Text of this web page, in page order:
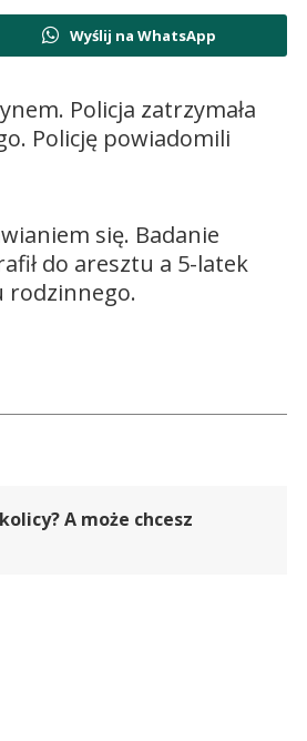
Wyślij na WhatsApp
Policja zatrzymała
Policję powiadomili
się. Badanie
do aresztu a 5-latek
rodzinnego.
A może chcesz